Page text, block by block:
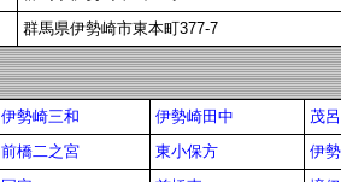
群馬県伊勢崎市東本町377-7
伊勢崎三和 伊勢崎田中
茂呂
前橋二之宮 東小保方
伊